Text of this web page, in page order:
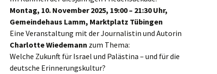
Montag, 10. November 2025, 19:00 – 21:30 Uhr,
Gemeindehaus Lamm, Marktplatz Tübingen
Eine Veranstaltung mit der Journalistin und Autorin
Charlotte Wiedemann zum Thema:
Welche Zukunft für Israel und Palästina – und für die
deutsche Erinnerungskultur?